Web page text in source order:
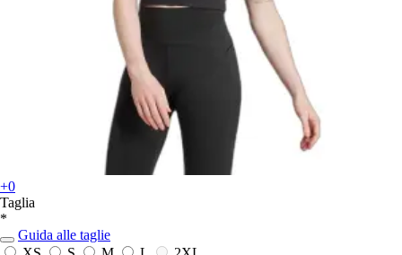
+0
Taglia
*
Guida alle taglie